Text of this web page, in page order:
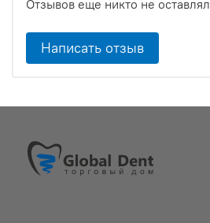
Отзывов еще никто не оставлял
Написать отзыв